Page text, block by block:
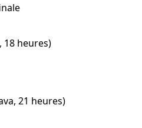
18 heures)
21 heures)